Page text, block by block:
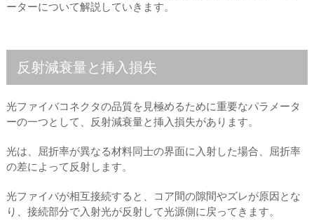
ーターについて解説していきます。
反射減衰量と挿入損失
光ファイバコネクタの品質を見極めるために重要なパラメータ
ーの一つとして、反射減衰量と挿入損失があります。
光は、屈折率が異なる材料同士の界面に入射した場合、屈折率
の差によって反射します。
光ファイバが相互接続すると、コア間の隙間やズレが原因とな
り、接続部分で入射光が反射して光源側に戻ってきます。